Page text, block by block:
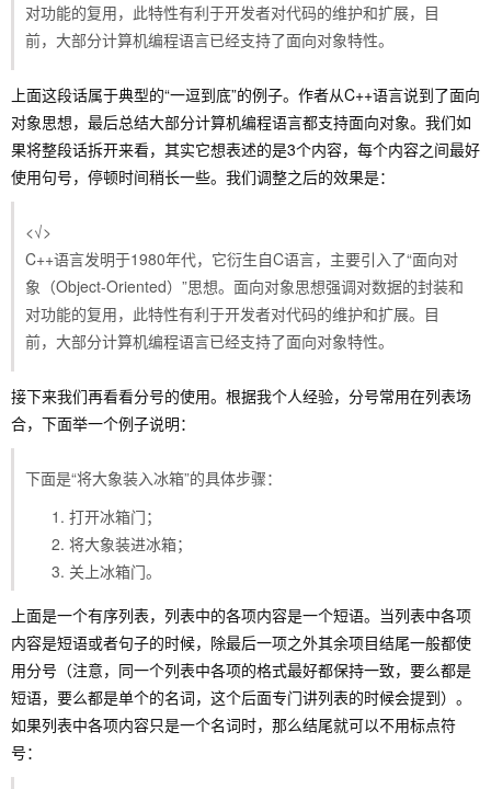
分隔号
（举例：因为/所以、首
先/然后等等都是过渡
文来判断地位差不多的相
近词（举例：算法的好坏
直接影响最终报表中误报/
误报率那一栏）。
10
11 省略号 ... 不用多解释。
12 感叹号 ！
技术型文档不是写小说，
用得不多。
13 书名号 《》 <> 不用多解释。
对功能的复用，此特性有利于开发者对代码的维护和扩展，目
前，大部分计算机编程语言已经支持了面向对象特性。
上面这段话属于典型的“一逗到底”的例子。作者从C++语言说到了面向
对象思想，最后总结大部分计算机编程语言都支持面向对象。我们如
果将整段话拆开来看，其实它想表述的是3个内容，每个内容之间最好
使用句号，停顿时间稍长一些。我们调整之后的效果是：
<√>
C++语言发明于1980年代，它衍生自C语言，主要引入了“面向对
象（Object-Oriented）”思想。面向对象思想强调对数据的封装和
对功能的复用，此特性有利于开发者对代码的维护和扩展。目
前，大部分计算机编程语言已经支持了面向对象特性。
接下来我们再看看分号的使用。根据我个人经验，分号常用在列表场
合，下面举一个例子说明：
下面是“将大象装入冰箱”的具体步骤：
打开冰箱门；
将大象装进冰箱；
关上冰箱门。
上面是一个有序列表，列表中的各项内容是一个短语。当列表中各项
内容是短语或者句子的时候，除最后一项之外其余项目结尾一般都使
用分号（注意，同一个列表中各项的格式最好都保持一致，要么都是
短语，要么都是单个的名词，这个后面专门讲列表的时候会提到）。
如果列表中各项内容只是一个名词时，那么结尾就可以不用标点符
号：